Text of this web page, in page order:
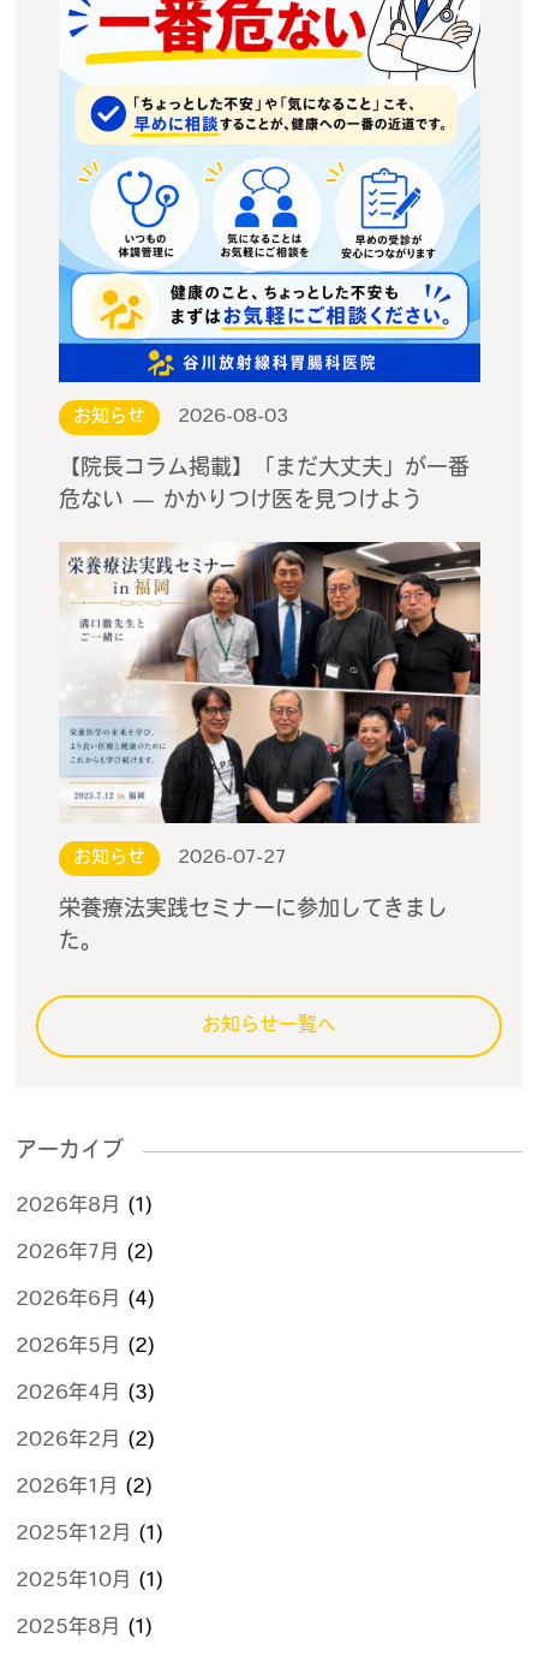
お知らせ 2026-08-03
【院長コラム掲載】「まだ大丈夫」が一番
危ない — かかりつけ医を見つけよう
お知らせ 2026-07-27
栄養療法実践セミナーに参加してきまし
た。
お知らせ一覧へ
アーカイブ
2026年8月 (1)
2026年7月 (2)
2026年6月 (4)
2026年5月 (2)
2026年4月 (3)
2026年2月 (2)
2026年1月 (2)
2025年12月 (1)
2025年10月 (1)
2025年8月 (1)